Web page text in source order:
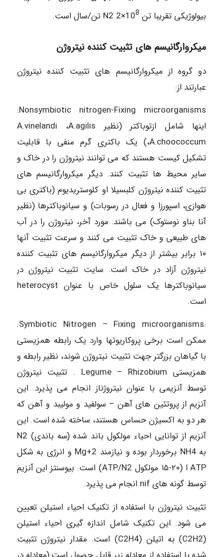
بیولوژیکی تقریبا تن 10 8 ×2 N2 تن/سال است.
میکروارگانیسم های تثبیت کننده نیتروژن
دو گروه از میکروارگانیسم های تثبیت کننده نیتروژن
عبارتند از:
Nonsymbiotic nitrogen-Fixing microorganisms:
اینها شامل ازتوباکتر (نظير A.vinelandi ،A.agilis
،A.choococcum) یک باکتری گرم منفی با قابلیت
تشکیل کیست هستند که می توانند نیتروژن را در خاک و
سایر محيط ها تثبیت کنند. دیگر میکروارگانیسم های
تثبیت کننده نیتروژن کلبسیلا او كلوستریدیوم (باکتری بی
هوازی، اسپورزا و فعال در رسوبات) و سیانوباکترها (نظیر
آنا بناو نوستوک) می باشند. مورد آخر، نیتروژن را در آب
های طبیعی و خاک تثبیت می کنند و سرعت تثبیت آنها
۱۰ برابر بیشتر از دیگر میکروارگانیسم های تثبیت کننده
نیتروژن آزاد در خاک است. سایت تثبیت نیتروژن در
سیانوباکترها یک سلول خاص با عنوان heterocyst
است.
:Symbiotic Nitrogen – Fixing microorganisms:
ممکن است برخی پروکاریوتها وارد یک رابطه همزیستی
با گیاهان بزرگتر جهت تثبیت نیتروژن شوند، نظیر رابطه و
همزیستی Legume – Rhizobium . تثبیت نیتروژن
توسط آنزیمی با عنوان نیتروژناز انجام می پذیرد. این
آنزیم از پروتئین های آهن – سولفید و مولیبد و آهن که
هر دو به اکسیژن حساس هستند، ساخته شده است. این
آنزیم از توانایی احیاء مولکول باند شده (سه باندی) N2
به NH4 برخوردار بوده و نیازمند 2+Mg و انرژی به شکل
ATP ا (۲۰-۱۵ مولکول ATP/N2) است. بیوسنتز این آنزیم
توسط گونه های nif انجام می پذیرد.
تثبیت نیتروژن با استفاده از تکنیک احياء استیلن تعیین
می شود. این تکنیک شامل اندازه گیری احياء استیلن
(C2H2) به اتیلن (C2H4) است. مقدار نیتروژن تثبیت